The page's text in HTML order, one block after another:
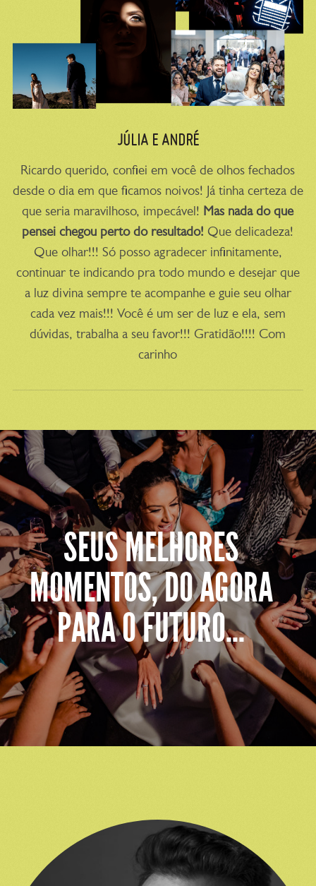
JÚLIA E ANDRÉ
Ricardo querido, confiei em você de olhos fechados
desde o dia em que ficamos noivos! Já tinha certeza de
que seria maravilhoso, impecável! Mas nada do que
pensei chegou perto do resultado! Que delicadeza!
Que olhar!!! Só posso agradecer infinitamente,
continuar te indicando pra todo mundo e desejar que
a luz divina sempre te acompanhe e guie seu olhar
cada vez mais!!! Você é um ser de luz e ela, sem
dúvidas, trabalha a seu favor!!! Gratidão!!!! Com
carinho
SEUS MELHORES
MOMENTOS, DO AGORA
PARA O FUTURO...